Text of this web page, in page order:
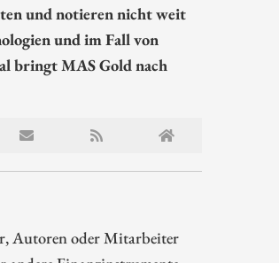
und notieren nicht weit
und im Fall von
bringt MAS Gold nach
Autoren oder Mitarbeiter